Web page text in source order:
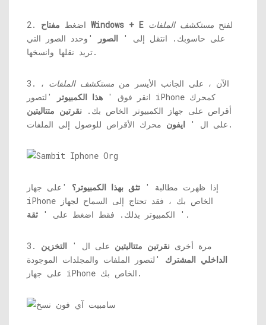
2. اضغط مفتاح Windows + E لفتح مستكشف الملفات
على حاسوبك. انتقل إلى ' الصور
'وحدد الصور التي
تريد نقلها وانسخها.
3. الآن ، على الجانب الأيسر من مستكشف الملفات ،
انقر فوق ' هذا الكمبيوتر
'لتصور iPhone كمحرك
أقراص على جهاز الكمبيوتر الخاص بك. نقرتين متتاليتين
على ال ' ايفون محرك الأقراص للوصول إلى الملفات.
إذا ظهرت مطالبة ' تثق بهذا الكمبيوتر؟ 'على جهاز
iPhone الخاص بك ، فقد تحتاج إلى السماح لجهاز
الكمبيوتر بذلك. فقط اضغط على ' ثقة '.
3. مرة أخرى نقرتين متتاليتين على ال ' التخزين
الداخلي المشترك 'لتصور الملفات والمجلدات الموجودة
على جهاز iPhone الخاص بك.